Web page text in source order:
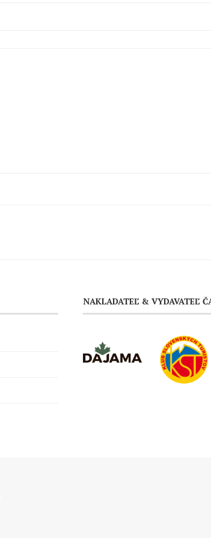
NAKLADATEĽ & VYDAVATEĽ